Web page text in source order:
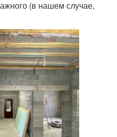
(в нашем случае,